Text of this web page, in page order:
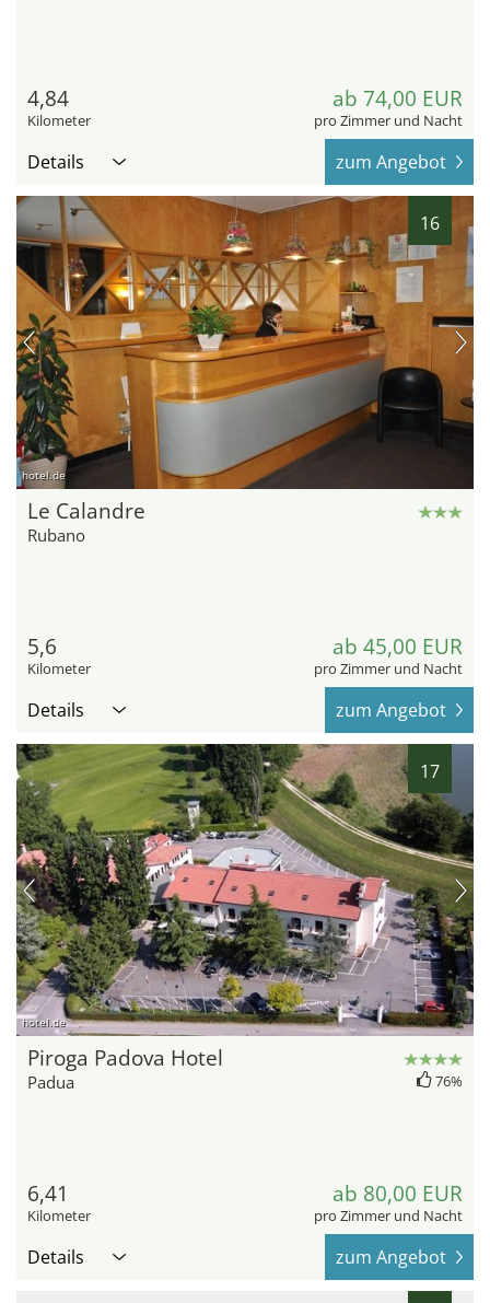
4,84
Kilometer
ab 74,00 EUR
pro Zimmer und Nacht
Details zum Angebot
16
hotel.de
Le Calandre
Rubano
5,6
Kilometer
ab 45,00 EUR
pro Zimmer und Nacht
Details zum Angebot
17
hotel.de
Piroga Padova Hotel
Padua 76%
6,41
Kilometer
ab 80,00 EUR
pro Zimmer und Nacht
Details zum Angebot